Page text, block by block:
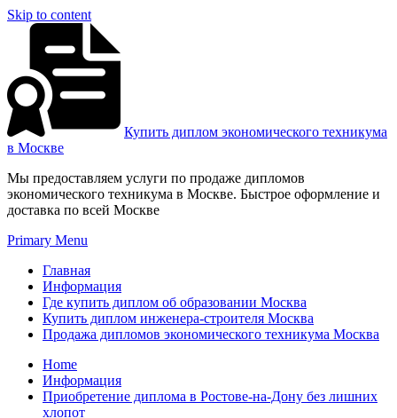
Skip to content
Купить диплом экономического техникума
в Москве
Мы предоставляем услуги по продаже дипломов
экономического техникума в Москве. Быстрое оформление и
доставка по всей Москве
Primary Menu
Главная
Информация
Где купить диплом об образовании Москва
Купить диплом инженера-строителя Москва
Продажа дипломов экономического техникума Москва
Home
Информация
Приобретение диплома в Ростове-на-Дону без лишних
хлопот